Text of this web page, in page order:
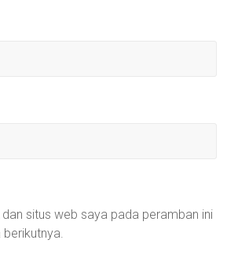
situs web saya pada peramban ini